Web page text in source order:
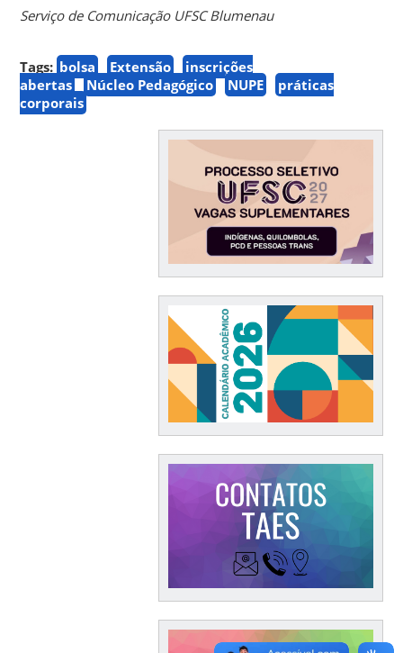
Serviço de Comunicação UFSC Blumenau
Tags: bolsa Extensão
inscrições
abertas
Núcleo Pedagógico NUPE
práticas
corporais